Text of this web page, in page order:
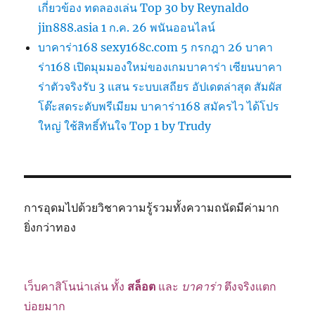
เกี่ยวข้อง ทดลองเล่น Top 30 by Reynaldo
jin888.asia 1 ก.ค. 26 พนันออนไลน์
บาคาร่า168 sexy168c.com 5 กรกฎา 26 บาคา
ร่า168 เปิดมุมมองใหม่ของเกมบาคาร่า เซียนบาคา
ร่าตัวจริงรับ 3 แสน ระบบเสถียร อัปเดตล่าสุด สัมผัส
โต๊ะสดระดับพรีเมียม บาคาร่า168 สมัครไว ได้โปร
ใหญ่ ใช้สิทธิ์ทันใจ Top 1 by Trudy
การอุดมไปด้วยวิชาความรู้รวมทั้งความถนัดมีค่ามาก
ยิ่งกว่าทอง
เว็บคาสิโนน่าเล่น ทั้ง สล็อต และ บาคาร่า ตึงจริงแตก
บ่อยมาก